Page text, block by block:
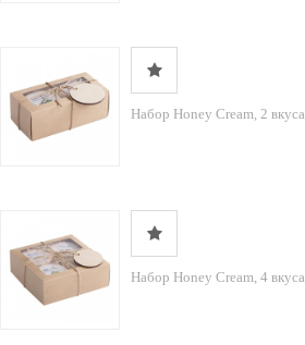
Набор Honey Cream, 2 вкуса
Набор Honey Cream, 4 вкуса